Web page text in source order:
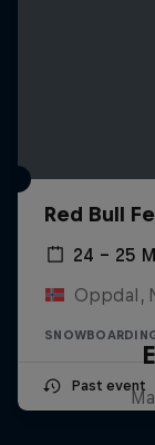
Red Bull
24 – 25
Oppdal,
Past event